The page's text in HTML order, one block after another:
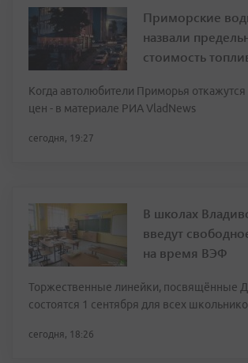
Приморские
назвали
стоимость
Когда автолюбители Приморья
цен - в материале РИА VladNews
сегодня, 19:27
В школах
введут
на время ВЭФ
Торжественные линейки, посвящённые
состоятся 1 сентября для всех
сегодня, 18:26